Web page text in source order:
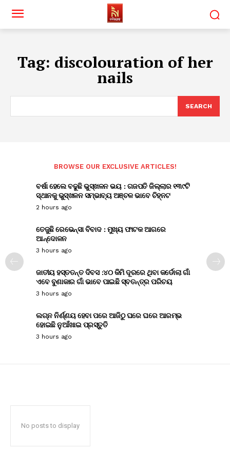
Tag: discolouration of her
nails
SEARCH
BROWSE OUR EXCLUSIVE ARTICLES!
ବର୍ଷା ହେଲେ ବଢୁଛି ଭୁସ୍ଖଳନ ଭୟ : ଗଜପତି ଜିଲ୍ଲାର ୧୩୯ଟି
ସ୍ଥାନକୁ ଭୁସ୍ଖଳନ ସମ୍ଭାବ୍ୟ ଅଞ୍ଚଳ ଭାବେ ଚିହ୍ନଟ
2 hours ago
ତେଜୁଛି ରେଭେନ୍ସା ବିବାଦ : ମୁଖ୍ୟ ଫାଟକ ଆଗରେ
ଆନ୍ଦୋଳନ
3 hours ago
ଜାତୀୟ ହସ୍ତତନ୍ତ ଦିବସ :୪୦ କିମି ଦୂରରେ ଥିବା କର୍ଡୋଲା ଗାଁ
ଏବେ ବୁଣାକାର ଗାଁ ଭାବେ ପାଇଛି ସ୍ବତନ୍ତ୍ର ପରିଚୟ
3 hours ago
ଲଗ୍ନ ନିର୍ଣ୍ଣୟ ହେବା ପରେ ଆଜିଠୁ ଘରେ ଘରେ ଆରମ୍ଭ
ହୋଇଛି ନୁଆଁଖାଇ ପ୍ରସ୍ତୁତି
3 hours ago
No posts to display